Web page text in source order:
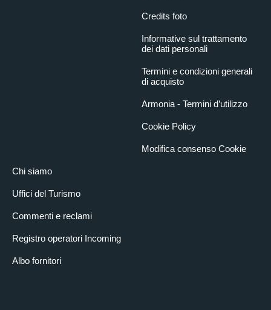
Chi siamo
Uffici del Turismo
Commenti e reclami
Registro operatori Incoming
Albo fornitori
Credits foto
Informative sul trattamento
dei dati personali
Termini e condizioni generali
di acquisto
Armonia - Termini d’utilizzo
Cookie Policy
Modifica consenso Cookie